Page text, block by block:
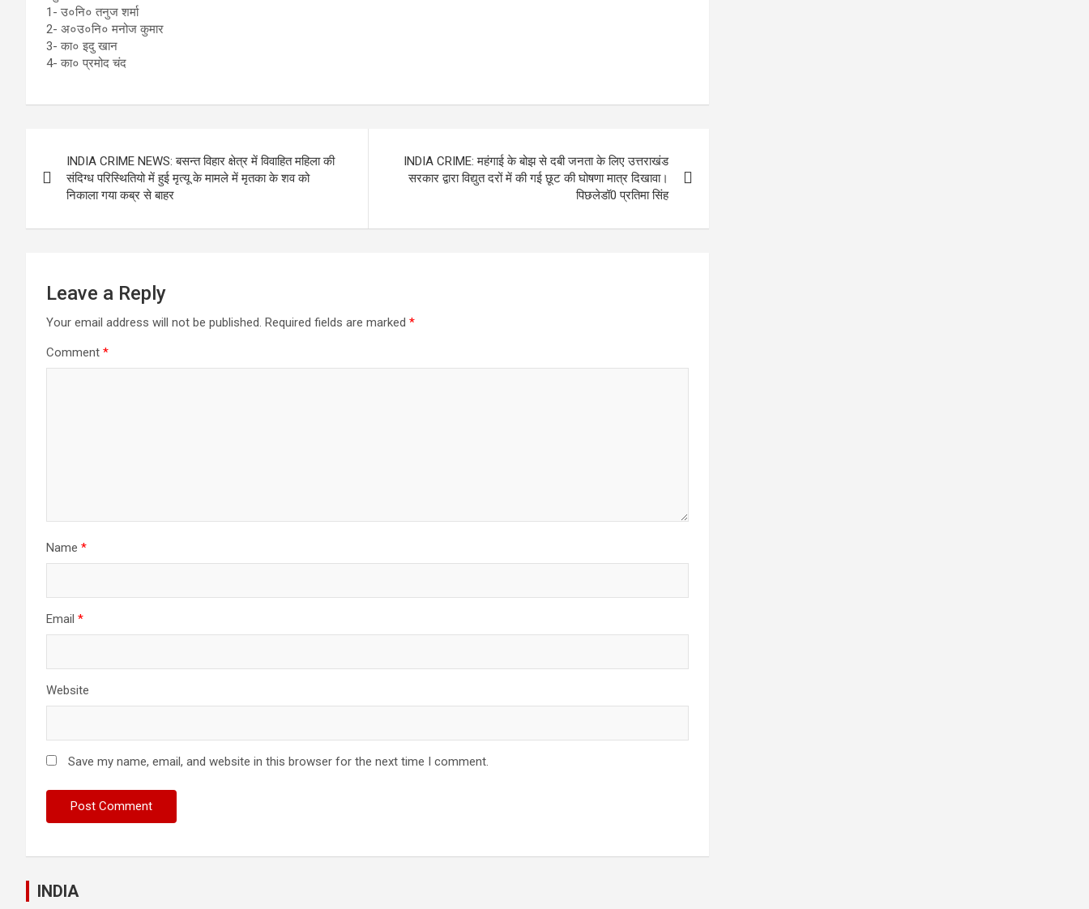
1- उ०नि० तनुज शर्मा
2- अ०उ०नि० मनोज कुमार
3- का० इदु खान
4- का० प्रमोद चंद
navigation
INDIA CRIME NEWS: बसन्त विहार क्षेत्र में विवाहित महिला की
संदिग्ध परिस्थितियो में हुई मृत्यू के मामले में मृतका के शव को
निकाला गया कब्र से बाहर
INDIA CRIME: महंगाई के बोझ से दबी जनता के लिए उत्तराखंड
सरकार द्वारा विद्युत दरों में की गई छूट की घोषणा मात्र दिखावा।
पिछलेडॉ0 प्रतिमा सिंह
Leave a Reply
Your email address will not be published. Required fields are marked *
Comment *
Name *
Email *
Website
Save my name, email, and website in this browser for the next time I comment.
INDIA